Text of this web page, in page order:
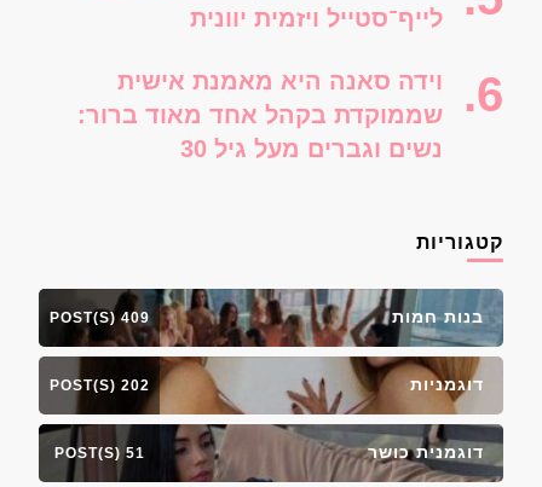
לייף־סטייל ויזמית יוונית
וידה סאנה היא מאמנת אישית
שממוקדת בקהל אחד מאוד ברור:
נשים וגברים מעל גיל 30
קטגוריות
בנות חמות 409 POST(S)
דוגמניות 202 POST(S)
דוגמנית כושר 51 POST(S)